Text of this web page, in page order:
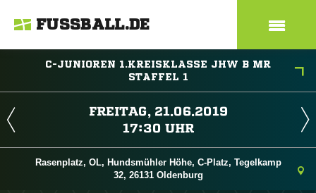
FUSSBALL.DE
C-JUNIOREN 1.KREISKLASSE JHW B MR
STAFFEL 1
 
 
Rasenplatz, OL, Hundsmühler Höhe, C-Platz, Tegelkamp
32, 26131 Oldenburg